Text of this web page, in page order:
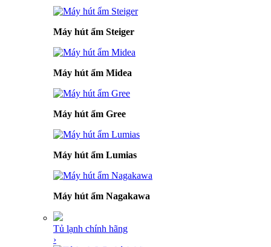
Máy hút ẩm Steiger
Máy hút ẩm Midea
Máy hút ẩm Gree
Máy hút ẩm Lumias
Máy hút ẩm Nagakawa
Tủ lạnh chính hãng
›